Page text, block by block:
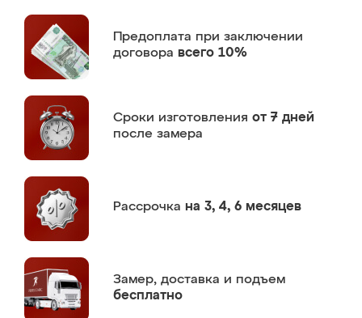
Предоплата при заключении
договора всего 10%
Сроки изготовления от 7 дней
после замера
Рассрочка на 3, 4, 6 месяцев
Замер, доставка и подъем
бесплатно